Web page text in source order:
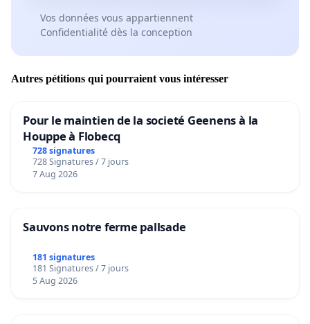
Vos données vous appartiennent
Confidentialité dès la conception
Autres pétitions qui pourraient vous intéresser
Pour le maintien de la societé Geenens à la
Houppe à Flobecq
728 signatures
728 Signatures / 7 jours
7 Aug 2026
Sauvons notre ferme pallsade
181 signatures
181 Signatures / 7 jours
5 Aug 2026